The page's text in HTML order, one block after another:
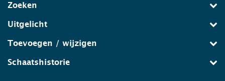
Zoeken
Uitgelicht
Toevoegen / wijzigen
Schaatshistorie